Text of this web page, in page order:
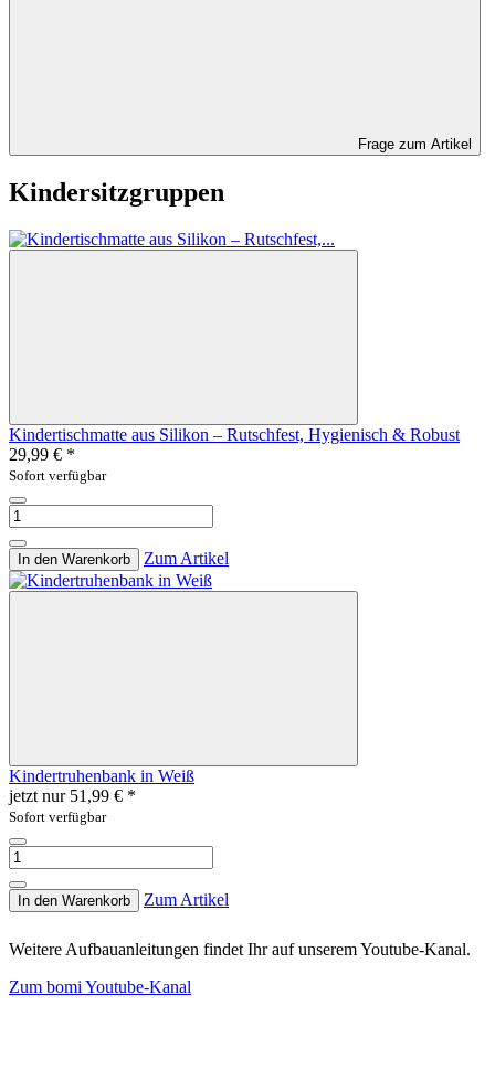
Frage zum Artikel
Kindersitzgruppen
Kindertischmatte aus Silikon – Rutschfest, Hygienisch & Robust
29,99 € *
Sofort verfügbar
In den Warenkorb Zum Artikel
Kindertruhenbank in Weiß
jetzt nur 51,99 € *
Sofort verfügbar
In den Warenkorb Zum Artikel
Weitere Aufbauanleitungen findet Ihr auf unserem Youtube-Kanal.
Zum bomi Youtube-Kanal